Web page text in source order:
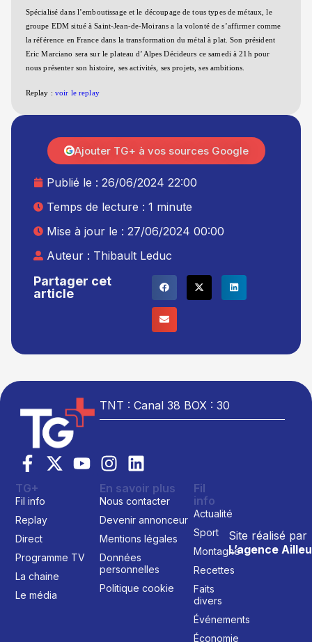
Spécialisé dans l’emboutissage et le découpage de tous types de métaux, le
groupe EDM situé à Saint-Jean-de-Moirans a la volonté de s’affirmer comme
la référence en France dans la transformation du métal à plat. Son président
Eric Marciano sera sur le plateau d’Alpes Décideurs ce samedi à 21h pour
nous présenter son histoire, ses activités, ses projets, ses ambitions.
Replay : voir le replay
Partager cet
article
Publié le : 26/06/2024 22:00
Temps de lecture : 1 minute
Mise à jour le : 27/06/2024 00:00
Auteur : Thibault Leduc
Ajouter TG+ à vos sources Google
TNT : Canal 38 BOX : 30
Site réalisé par
L’agence
TG+
Fil info
Replay
Direct
Programme TV
La chaine
Le média
En savoir plus
Nous contacter
Devenir annonceur
Mentions légales
Données
personnelles
Politique cookie
Fil
info
Actualité
Sport
Montagne
Recettes
Faits
divers
Événements
Économie